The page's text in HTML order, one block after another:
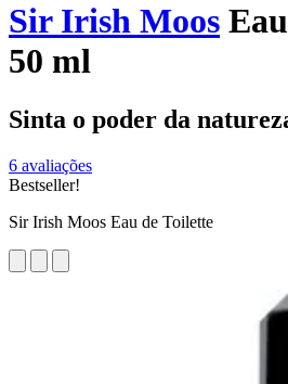
Sir Irish Moos
50 ml
Sinta o poder da
6 avaliações
Bestseller!
Sir Irish Moos Eau de Toilette